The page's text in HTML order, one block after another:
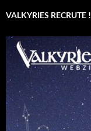
VALKYRIES RECRUTE !